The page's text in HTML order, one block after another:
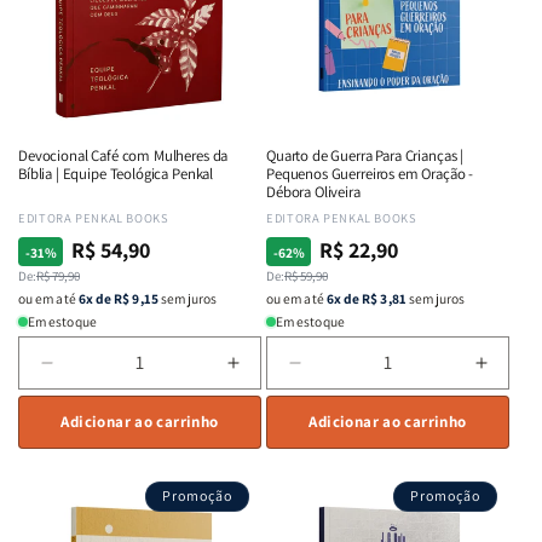
Equipe
Teológica
Penkal
Bueno
Devocional Café com Mulheres da
Bíblia | Equipe Teológica Penkal
Fornecedor:
EDITORA PENKAL BOOKS
-31%
Preço
normal
De:R$ 79,90
Preço
promocional
R$ 54,90
ou em até6x de R$ 9,15sem juros
Em estoque
a
quantidade
de
Café
Aumentar
a
quantidade
de
Café
Adicionar ao carrinho
Quarto de Guerra Para Crianças |
Pequenos Guerreiros em Oração -
Débora Oliveira
Fornecedor:
EDITORA PENKAL BOOKS
-62%
Preço
normal
De:R$ 59,90
Preço
promocional
R$ 22,90
ou em até6x de R$ 3,81 sem juros
Em estoque
a
quantidade
de
a
de
de
Adicionar ao carrinho
Promoção Promoção